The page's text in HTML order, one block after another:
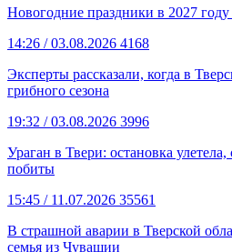
Новогодние праздники в 2027 году
14:26 / 03.08.2026 4168
Эксперты рассказали, когда в
грибного сезона
19:32 / 03.08.2026 3996
Ураган в Твери: остановка
побиты
15:45 / 11.07.2026 35561
В страшной аварии в Тверской
семья из Чувашии